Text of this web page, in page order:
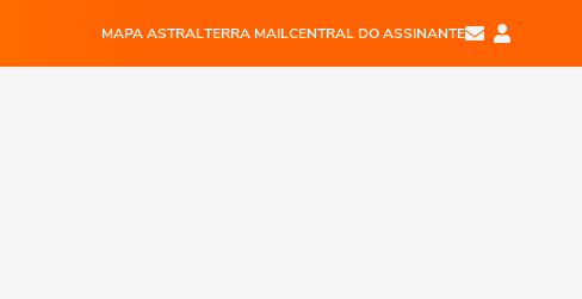
MAPA ASTRALTERRA MAILCENTRAL DO ASSINANTE